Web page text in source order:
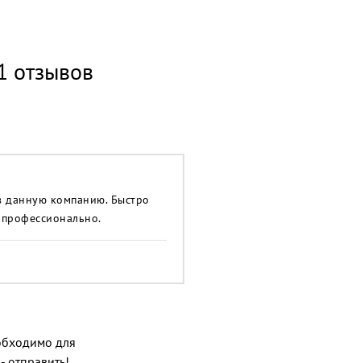
отзывов
данную компанию. Быстро
для